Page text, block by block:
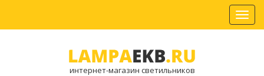
интернет-магазин светильников